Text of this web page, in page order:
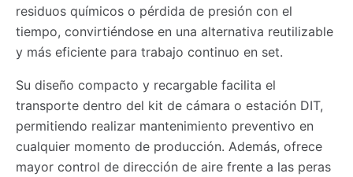
residuos químicos o pérdida de presión con el
tiempo, convirtiéndose en una alternativa reutilizable
y más eficiente para trabajo continuo en set.
Su diseño compacto y recargable facilita el
transporte dentro del kit de cámara o estación DIT,
permitiendo realizar mantenimiento preventivo en
cualquier momento de producción. Además, ofrece
mayor control de dirección de aire frente a las peras